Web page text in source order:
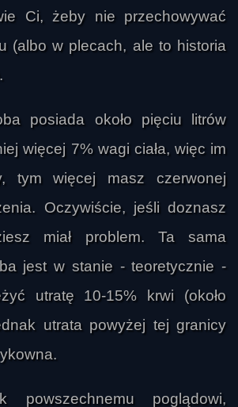
Ci, żeby nie przechowywać
(albo w plecach, ale to historia
posiada około pięciu litrów
więcej 7% wagi ciała, więc im
tym więcej masz czerwonej
Oczywiście, jeśli doznasz
miał problem. Ta sama
jest w stanie - teoretycznie -
utratę 10-15% krwi (około
utrata powyżej tej granicy
powszechnemu poglądowi,